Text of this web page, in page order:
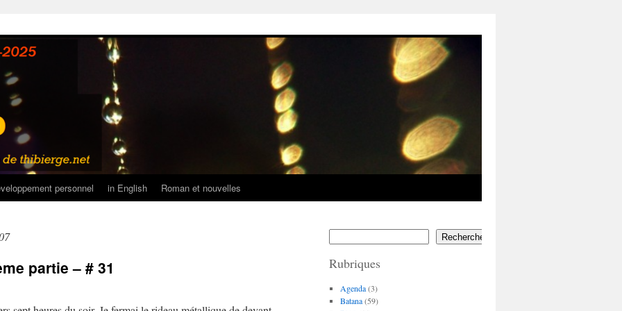
personnel in English Roman et nouvelles
partie – # 31
Rechercher
Rubriques
Agenda(3)
Batana(59)